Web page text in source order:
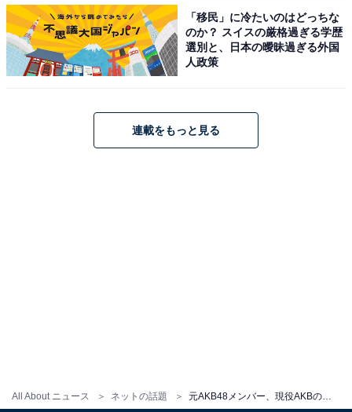
All About ニュース ネットの話題
「移民」に冷たいのはどっちな
のか？ スイスの厳格過ぎる学歴
選別と、日本の曖昧過ぎる外国
人政策
連載をもっと見る